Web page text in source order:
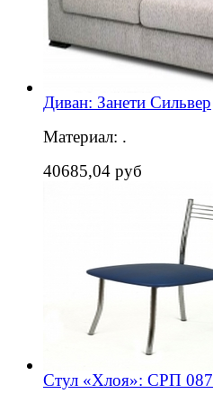
Диван: Занети Сильвер
Материал: .
40685,04 руб
Стул «Хлоя»: СРП 087